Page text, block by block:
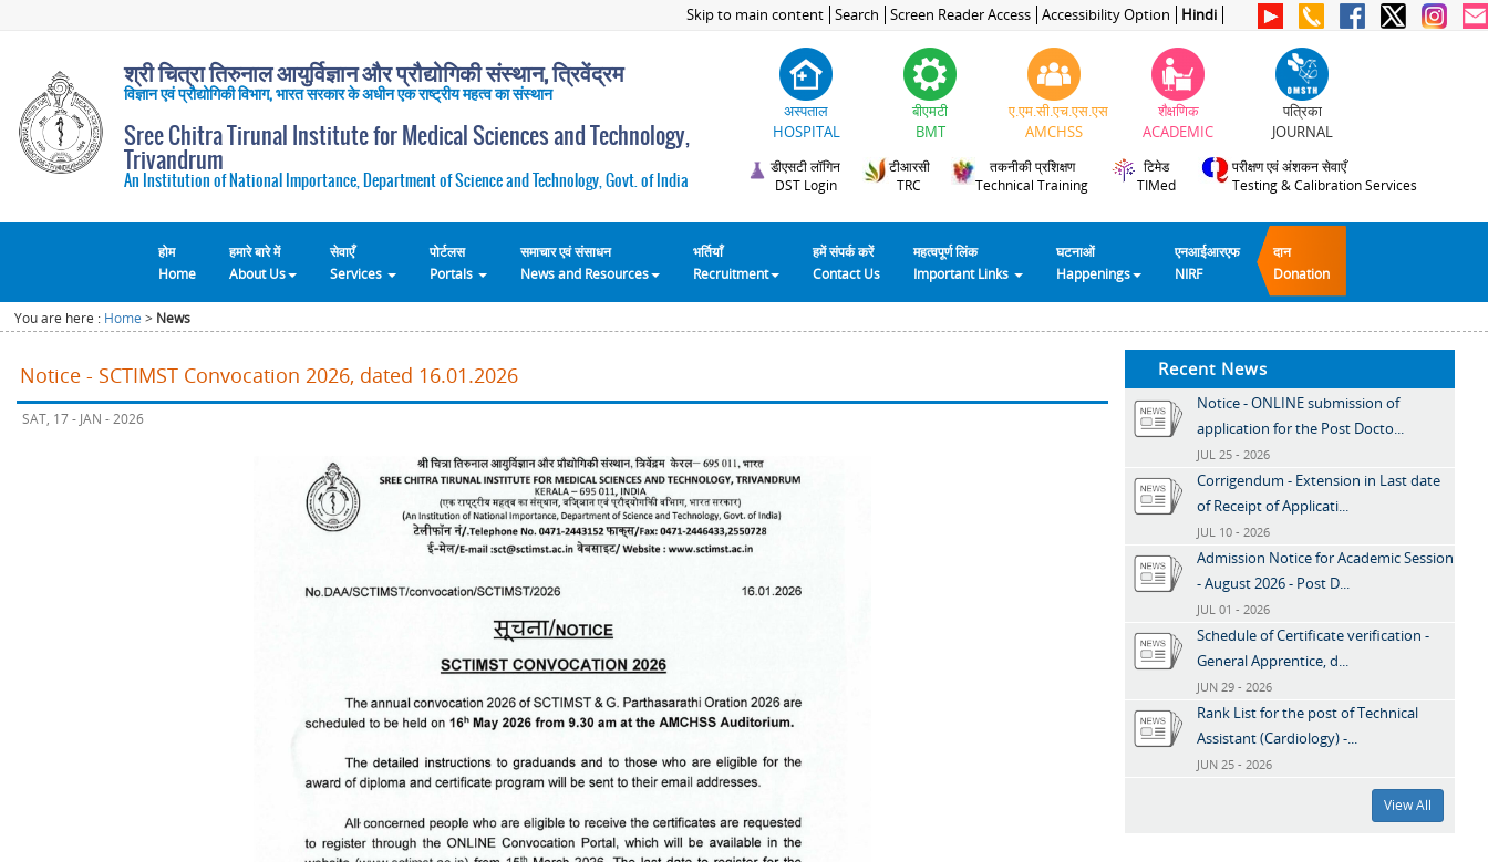
Skip to main content Search Screen Reader Access Accessibility Option Hindi
श्री चित्रा तिरुनाल आयुर्विज्ञान और प्रौद्योगिकी संस्थान, त्रिवेंद्रम
विज्ञान एवं प्रौद्योगिकी विभाग, भारत सरकार के अधीन एक राष्ट्रीय महत्व का संस्थान
Sree Chitra Tirunal Institute for Medical Sciences and Technology,
Trivandrum
An Institution of National Importance, Department of Science and Technology, Govt. of India
अस्पताल
HOSPITAL
बीएमटी
BMT
ए.एम.सी.एच.एस.एस
AMCHSS
शैक्षणिक
ACADEMIC
पत्रिका
JOURNAL
डीएसटी लॉगिन
DST Login
टीआरसी
TRC
तकनीकी प्रशिक्षण
Technical Training
टिमेड
TIMed
परीक्षण एवं अंशकन सेवाएँ
Testing & Calibration Services
होम
Home
हमारे बारे में
About Us
सेवाएँ
Services
पोर्टलस
Portals
समाचार एवं संसाधन
News and Resources
भर्तियाँ
Recruitment
हमें संपर्क करें
Contact Us
महत्वपूर्ण लिंक
Important Links
घटनाओं
Happenings
एनआईआरएफ
NIRF
दान
Donation
You are here : Home > News
Notice - SCTIMST Convocation 2026, dated 16.01.2026
SAT, 17 - JAN - 2026
Recent News
Notice - ONLINE submission of
application for the Post Docto...
JUL 25 - 2026
Corrigendum - Extension in Last date
of Receipt of Applicati...
JUL 10 - 2026
Admission Notice for Academic Session
- August 2026 - Post D...
JUL 01 - 2026
Schedule of Certificate verification -
General Apprentice, d...
JUN 29 - 2026
Rank List for the post of Technical
Assistant (Cardiology) -...
JUN 25 - 2026
View All